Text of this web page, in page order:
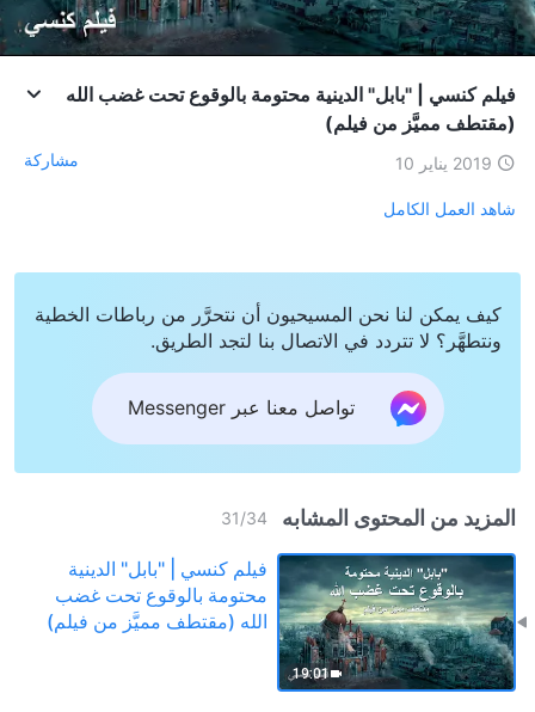
فيلم كنسي | "بابل" الدينية محتومة بالوقوع تحت غضب الله
(مقتطف مميَّز من فيلم)
2019 يناير 10 مشاركة
شاهد العمل الكامل
كيف يمكن لنا نحن المسيحيون أن نتحرَّر من رباطات الخطية
ونتطهَّر؟ لا تتردد في الاتصال بنا لتجد الطريق.
تواصل معنا عبر Messenger
المزيد من المحتوى المشابه 31/34
19:01
فيلم كنسي | "بابل" الدينية
محتومة بالوقوع تحت غضب
الله (مقتطف مميَّز من فيلم)